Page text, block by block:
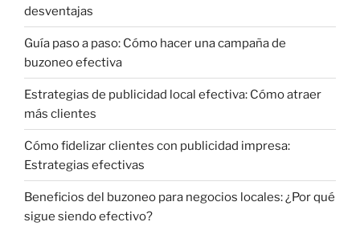
desventajas
Guía paso a paso: Cómo hacer una campaña de
buzoneo efectiva
Estrategias de publicidad local efectiva: Cómo atraer
más clientes
Cómo fidelizar clientes con publicidad impresa:
Estrategias efectivas
Beneficios del buzoneo para negocios locales: ¿Por qué
sigue siendo efectivo?